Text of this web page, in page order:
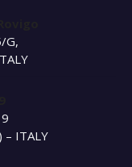
G,
– ITALY